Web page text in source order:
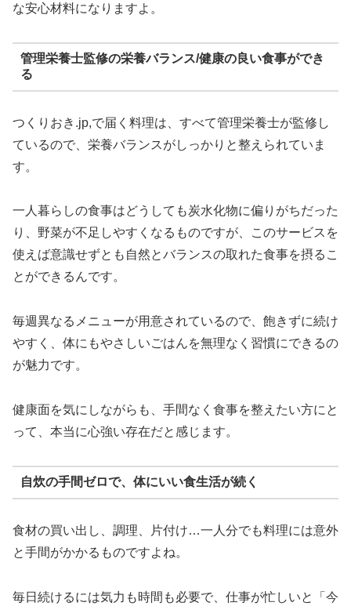
な安心材料になりますよ。
管理栄養士監修の栄養バランス/健康の良い食事ができ
る
つくりおき.jp,で届く料理は、すべて管理栄養士が監修し
ているので、栄養バランスがしっかりと整えられていま
す。
一人暮らしの食事はどうしても炭水化物に偏りがちだった
り、野菜が不足しやすくなるものですが、このサービスを
使えば意識せずとも自然とバランスの取れた食事を摂るこ
とができるんです。
毎週異なるメニューが用意されているので、飽きずに続け
やすく、体にもやさしいごはんを無理なく習慣にできるの
が魅力です。
健康面を気にしながらも、手間なく食事を整えたい方にと
って、本当に心強い存在だと感じます。
自炊の手間ゼロで、体にいい食生活が続く
食材の買い出し、調理、片付け…一人分でも料理には意外
と手間がかかるものですよね。
毎日続けるには気力も時間も必要で、仕事が忙しいと「今